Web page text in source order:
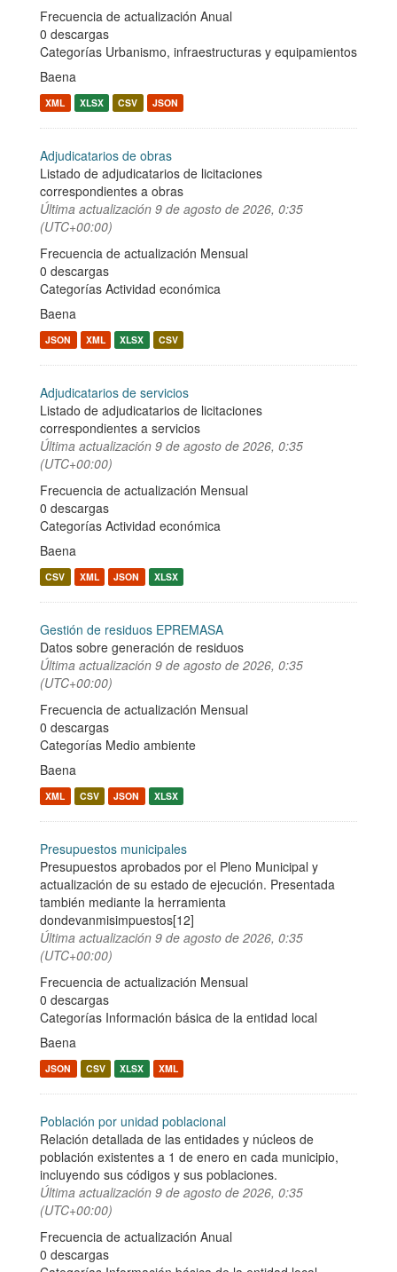
Frecuencia de actualización Anual
0 descargas
Categorías Urbanismo, infraestructuras y equipamientos
Baena
XML XLSX CSV JSON
Adjudicatarios de obras
Listado de adjudicatarios de licitaciones
correspondientes a obras
Última actualización 9 de agosto de 2026, 0:35
(UTC+00:00)
Frecuencia de actualización Mensual
0 descargas
Categorías Actividad económica
Baena
JSON XML XLSX CSV
Adjudicatarios de servicios
Listado de adjudicatarios de licitaciones
correspondientes a servicios
Última actualización 9 de agosto de 2026, 0:35
(UTC+00:00)
Frecuencia de actualización Mensual
0 descargas
Categorías Actividad económica
Baena
CSV XML JSON XLSX
Gestión de residuos EPREMASA
Datos sobre generación de residuos
Última actualización 9 de agosto de 2026, 0:35
(UTC+00:00)
Frecuencia de actualización Mensual
0 descargas
Categorías Medio ambiente
Baena
XML CSV JSON XLSX
Presupuestos municipales
Presupuestos aprobados por el Pleno Municipal y
actualización de su estado de ejecución. Presentada
también mediante la herramienta
dondevanmisimpuestos[12]
Última actualización 9 de agosto de 2026, 0:35
(UTC+00:00)
Frecuencia de actualización Mensual
0 descargas
Categorías Información básica de la entidad local
Baena
JSON CSV XLSX XML
Población por unidad poblacional
Relación detallada de las entidades y núcleos de
población existentes a 1 de enero en cada municipio,
incluyendo sus códigos y sus poblaciones.
Última actualización 9 de agosto de 2026, 0:35
(UTC+00:00)
Frecuencia de actualización Anual
0 descargas